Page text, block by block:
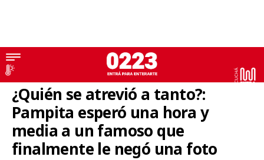
Espectáculos
¿Quién se atrevió a tanto?:
Pampita esperó una hora y
media a un famoso que
finalmente le negó una foto